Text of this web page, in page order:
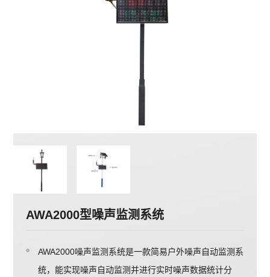
AWA2000型噪声监测系统
AWA2000噪声监测系统是一款简易户外噪声自动监测系
统，能实现噪声自动监测并进行实时噪声数据统计分